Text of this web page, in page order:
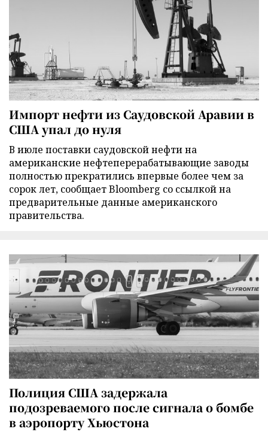
Импорт нефти из Саудовской Аравии в
США упал до нуля
В июле поставки саудовской нефти на
американские нефтеперерабатывающие заводы
полностью прекратились впервые более чем за
сорок лет, сообщает Bloomberg со ссылкой на
предварительные данные американского
правительства.
Полиция США задержала
подозреваемого после сигнала о бомбе
в аэропорту Хьюстона